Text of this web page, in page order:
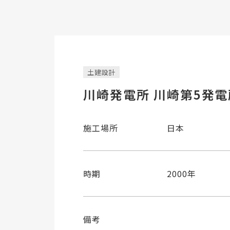
土建設計
川崎発電所 川崎第5発
施工場所 日本
時期 2000年
備考